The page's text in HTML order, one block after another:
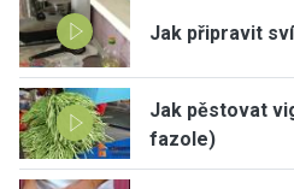
Jak připravit
Jak pěstovat
fazole)